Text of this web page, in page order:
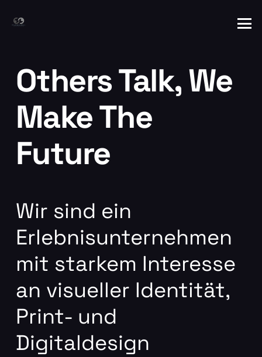
Others Talk, We
Make The
Future
Wir sind ein
Erlebnisunternehmen
mit starkem Interesse
an visueller Identität,
Print- und
Digitaldesign